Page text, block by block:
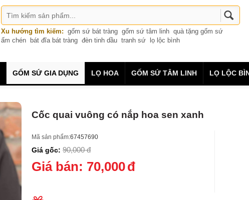
Xu hướng tìm kiếm: gốm sứ bát tràng gốm sứ tâm linh quà tặng gốm sứ
ấm chén
bát đĩa bát tràng đèn tinh dầu tranh sứ lọ lộc bình
GỐM SỨ GIA DỤNG LỌ HOA GỐM SỨ TÂM LINH LỌ LỘC
Cốc quai vuông có nắp hoa sen xanh
Mã sản phẩm:67457690
Giá gốc: 90,000 đ
Giá bán: 70,000đ